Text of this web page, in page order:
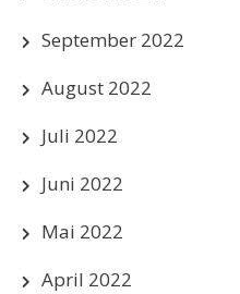
September 2022
August 2022
Juli 2022
Juni 2022
Mai 2022
April 2022